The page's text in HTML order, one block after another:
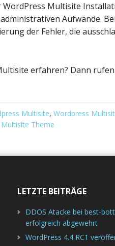
Multisite
Aufwände.
der Fehler, die
erfahren? Dann rufen
Multisite, Wordpress
Theme
LETZTE BEITRÄGE
DDOS Atacke bei best-
erfolgreich abgewehrt
WordPress 4.4 RC1